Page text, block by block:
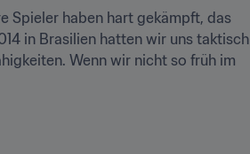
Spieler haben hart gekämpft, das
in Brasilien hatten wir uns taktisch
Wenn wir nicht so früh im